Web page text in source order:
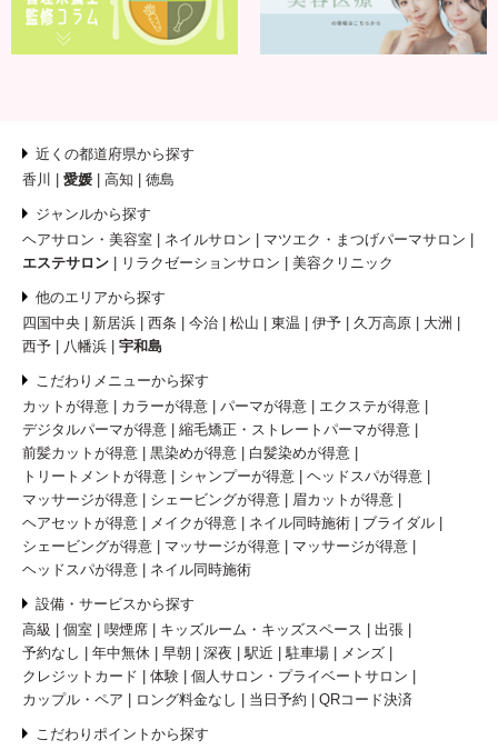
近くの都道府県から探す
香川
愛媛 高知 徳島
ジャンルから探す
ヘアサロン・美容室
ネイルサロン
マツエク・まつげパーマサロン
エステサロン
リラクゼーションサロン 美容クリニック
他のエリアから探す
四国中央
新居浜 西条 今治 松山 東温 伊予 久万高原
大洲
西予
八幡浜 宇和島
こだわりメニューから探す
カットが得意
カラーが得意 パーマが得意
エクステが得意
デジタルパーマが得意
縮毛矯正・ストレートパーマが得意
前髪カットが得意
黒染めが得意
白髪染めが得意
トリートメントが得意
シャンプーが得意
ヘッドスパが得意
マッサージが得意
シェービングが得意
眉カットが得意
ヘアセットが得意
メイクが得意 ネイル同時施術
ブライダル
シェービングが得意
マッサージが得意
マッサージが得意
ヘッドスパが得意
ネイル同時施術
設備・サービスから探す
高級
個室 喫煙席 キッズルーム・キッズスペース
出張
予約なし
年中無休 早朝 深夜 駅近 駐車場
メンズ
クレジットカード
体験
個人サロン・プライベートサロン
カップル・ペア
ロング料金なし 当日予約 QRコード決済
こだわりポイントから探す